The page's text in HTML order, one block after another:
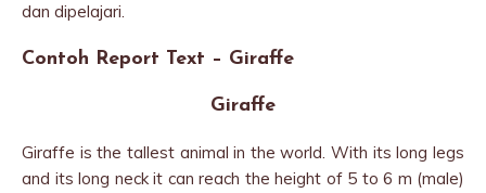
dan dipelajari.
Contoh Report Text – Giraffe
Giraffe
Giraffe is the tallest animal in the world. With its long legs
and its long neck it can reach the height of 5 to 6 m (male)